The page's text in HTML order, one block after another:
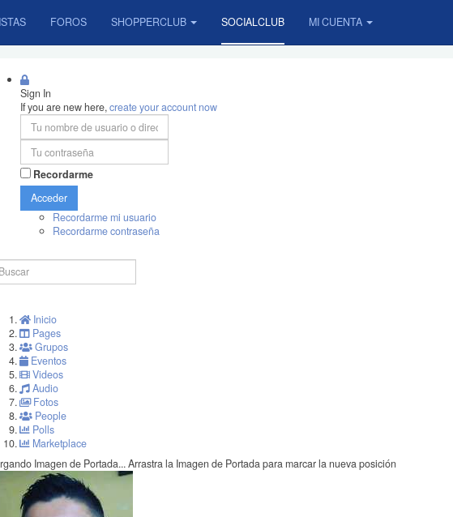
FOROS SHOPPERCLUB SOCIALCLUB MI CUENTA
Sign In
If you are new here,create your account now
Recordarme
Acceder
Recordarme mi usuario
Recordarme contraseña
Inicio
Pages
Grupos
Eventos
Videos
Audio
Fotos
People
Polls
Marketplace
Imagen de Portada...Arrastra la Imagen de Portada para marcar la nueva posición